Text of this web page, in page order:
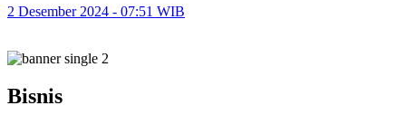
2 Desember 2024 - 07:51 WIB
Bisnis